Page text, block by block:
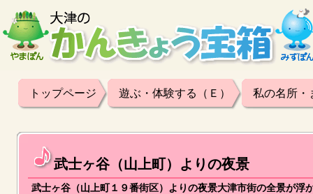
トップページ 遊ぶ・体験する（Ｅ） 私の名所・
武士ヶ谷（山上町）よりの夜景
武士ヶ谷（山上町１９番街区）よりの夜景大津市街の全景が